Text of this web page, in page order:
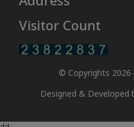
Visitor Count
© Copyrights 2026
Designed & Developed